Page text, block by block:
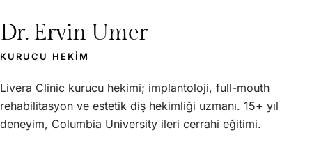
Dr. Ervin Umer
KURUCU HEKIM
Livera Clinic kurucu hekimi; implantoloji, full-mouth
rehabilitasyon ve estetik diş hekimliği uzmanı. 15+ yıl
deneyim, Columbia University ileri cerrahi eğitimi.